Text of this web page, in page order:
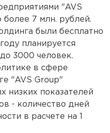
"AVS
более 7 млн. рублей.
были бесплатно
планируется
3000 человек.
в сфере
"AVS Group"
низких показателей
- количество дней
в расчете на 1